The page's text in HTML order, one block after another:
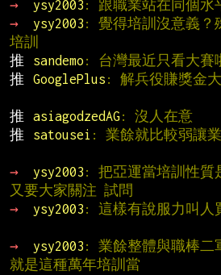
→
ysy2003 : 跟職業站在同個水
→
ysy2003 : 覺得培訓沒意義？
培訓
推
sandemo : 台灣最近只看大賽
推
GooglePlus : 解兵役賺獎金
推
asiagodzedAG: 沒人在意
推
satousei : 業餘就比較弱讓
→
ysy2003 : 把亞運當培訓性質
又要大家關注 試問
→
ysy2003 : 這樣有說服力叫人
→
ysy2003 : 業餘整體與職棒二
就是這種萬年培訓當